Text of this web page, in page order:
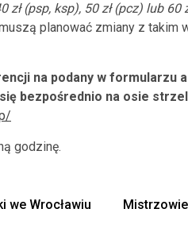
zł (psp, ksp), 50 zł (pcz) lub 60
planować zmiany z
na podany w
bezpośrednio na osie
godzinę.
we Wrocławiu